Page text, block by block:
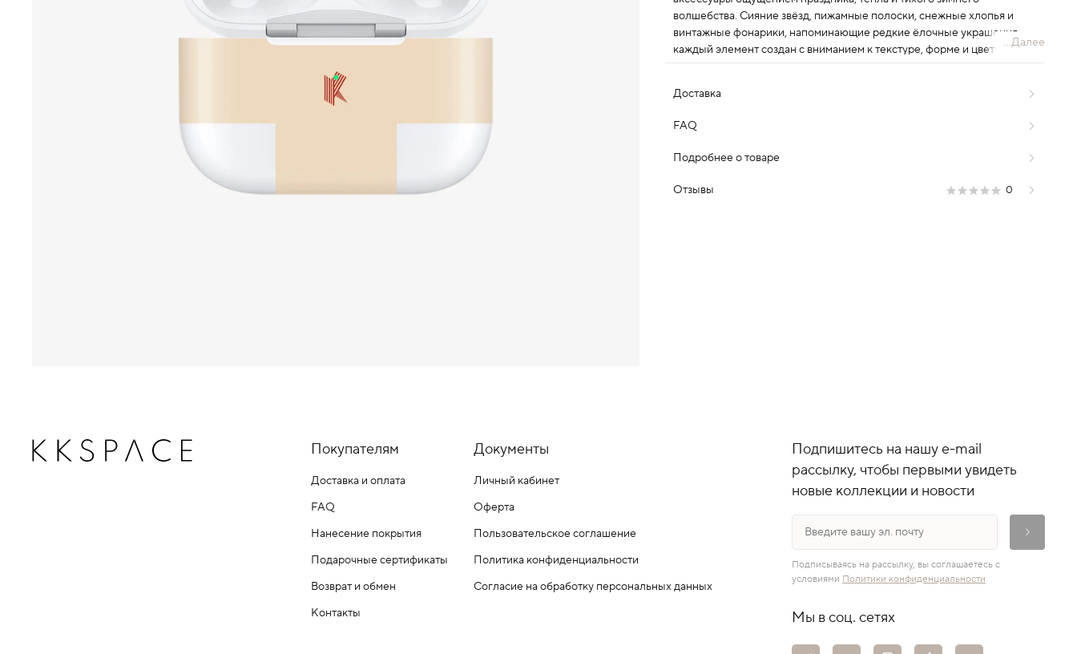
волшебства. Сияние звёзд, пижамные полоски, снежные хлопья и
винтажные фонарики, напоминающие редкие ёлочные украшения, –
каждый элемент создан с вниманием к текстуре, форме и цвету, чтобы
новогоднее чудо всегда было где-то рядом.
...Далее
Доставка
FAQ
Подробнее о товаре
Отзывы 0
Покупателям
Доставка и оплата
FAQ
Нанесение покрытия
Подарочные сертификаты
Возврат и обмен
Контакты
Документы
Личный кабинет
Оферта
Пользовательское соглашение
Политика конфиденциальности
Согласие на обработку персональных данных
Подпишитесь на нашу e-mail
рассылку, чтобы первыми увидеть
новые коллекции и новости
Подписываясь на рассылку, вы соглашаетесь с
условиями Политики конфиденциальности
Мы в соц. сетях